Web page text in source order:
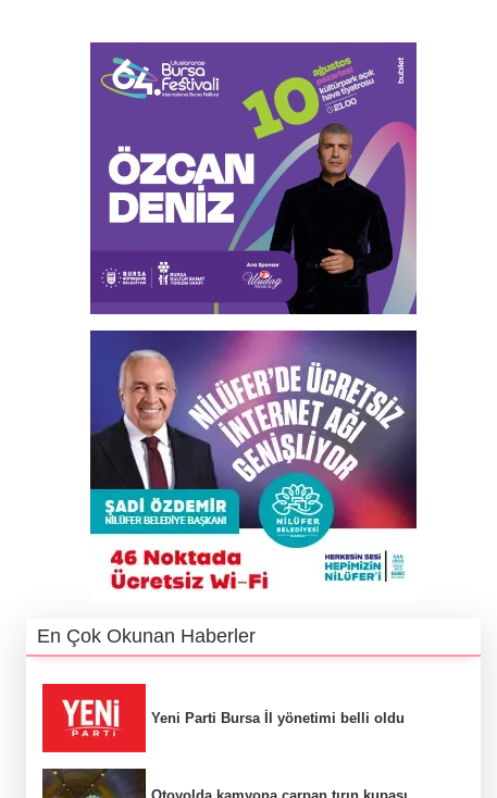
En Çok Okunan Haberler
Yeni Parti Bursa İl yönetimi belli oldu